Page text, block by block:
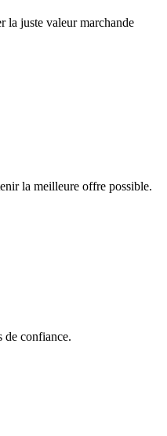
la juste valeur marchande
la meilleure offre possible.
de confiance.